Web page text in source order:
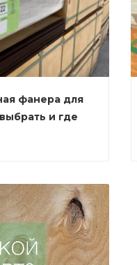
фанера для
и где